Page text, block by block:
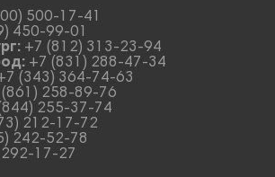
500-17-41
450-99-01
+7 (812) 313-23-94
+7 (831) 288-47-34
(343) 364-74-63
258-89-76
255-37-74
212-17-72
242-52-78
17-27